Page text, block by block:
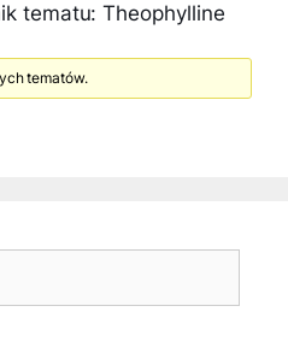
tematu: Theophylline
tematów.